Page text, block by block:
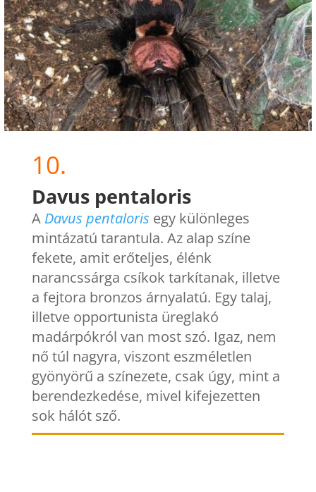
10.
Davus pentaloris
A Davus pentaloris egy különleges
mintázatú tarantula. Az alap színe
fekete, amit erőteljes, élénk
narancssárga csíkok tarkítanak, illetve
a fejtora bronzos árnyalatú. Egy talaj,
illetve opportunista üreglakó
madárpókról van most szó. Igaz, nem
nő túl nagyra, viszont eszméletlen
gyönyörű a színezete, csak úgy, mint a
berendezkedése, mivel kifejezetten
sok hálót sző.